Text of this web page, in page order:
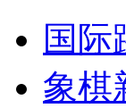
国际
象棋